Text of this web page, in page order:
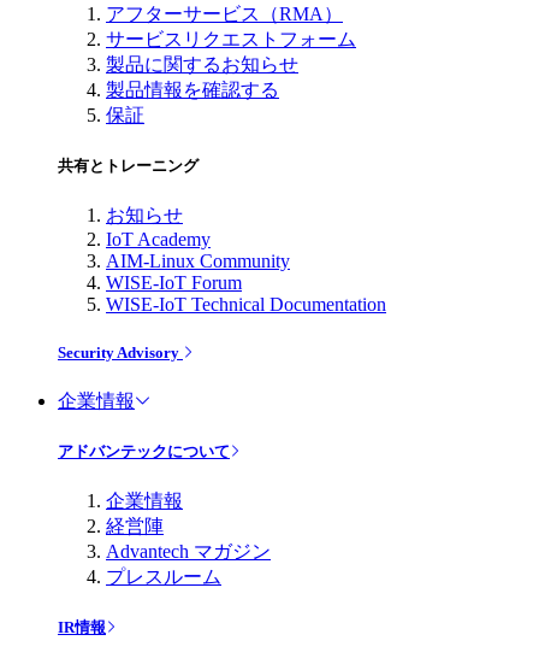
アフターサービス（RMA）
サービスリクエストフォーム
製品に関するお知らせ
製品情報を確認する
保証
共有とトレーニング
お知らせ
IoT Academy
AIM-Linux Community
WISE-IoT Forum
WISE-IoT Technical Documentation
Security Advisory
企業情報
アドバンテックについて
企業情報
経営陣
Advantech マガジン
プレスルーム
IR情報